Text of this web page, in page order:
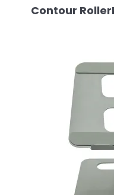
Contour